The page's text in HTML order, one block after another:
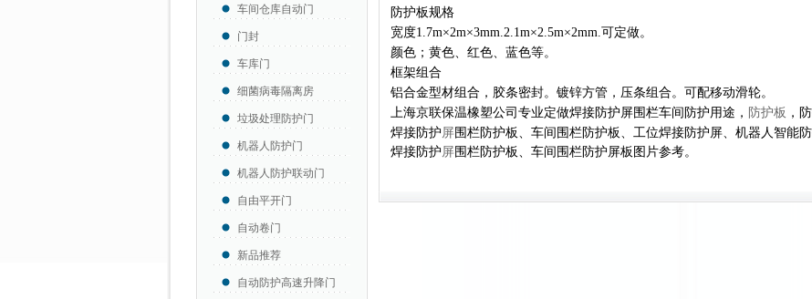
车间仓库自动门
门封
车库门
细菌病毒隔离房
垃圾处理防护门
机器人防护门
机器人防护联动门
自由平开门
自动卷门
新品推荐
自动防护高速升降门
防护板规格
宽度1.7m×2m×3mm.2.1m×2.5m×2mm.可定做。
颜色；黄色、红色、蓝色等。
框架组合
铝合金型材组合，胶条密封。镀锌方管，压条组合。可配移动滑轮。
上海京联保温橡塑公司专业定做焊接防护屏围栏车间防护用途， 防护板 ，
焊接防护屏围栏防护板、车间围栏防护板、工位焊接防护屏、机器人智能
焊接防护屏围栏防护板、车间围栏防护屏板图片参考。